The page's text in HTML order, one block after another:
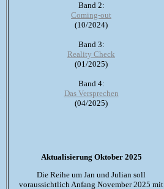
Band 2:
Coming-out
(10/2024)
Band 3:
Reality Check
(01/2025)
Band 4:
Das Versprechen
(04/2025)
Aktualisierung Oktober 2025
Die Reihe um Jan und Julian soll
voraussichtlich Anfang November 2025 mit